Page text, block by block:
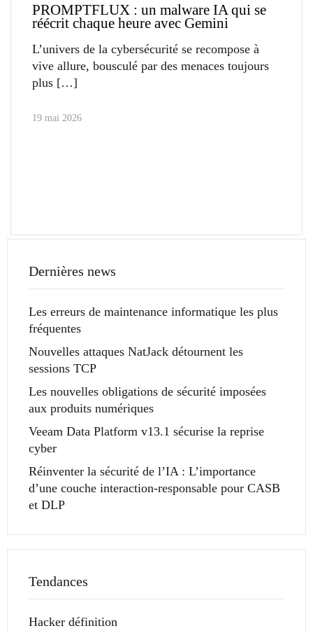
PROMPTFLUX : un malware IA qui se
réécrit chaque heure avec Gemini
L’univers de la cybersécurité se recompose à
vive allure, bousculé par des menaces toujours
plus
19 mai 2026
Dernières news
Les erreurs de maintenance informatique les plus
fréquentes
Nouvelles attaques NatJack détournent les
sessions TCP
Les nouvelles obligations de sécurité imposées
aux produits numériques
Veeam Data Platform v13.1 sécurise la reprise
cyber
Réinventer la sécurité de l’IA : L’importance
d’une couche interaction-responsable pour CASB
et DLP
Tendances
Hacker définition